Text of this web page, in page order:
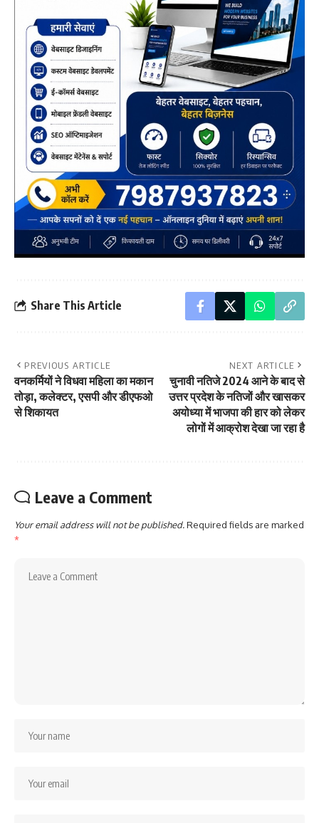
Share This Article
PREVIOUS ARTICLE
वनकर्मियों ने विधवा महिला का मकान
तोड़ा, कलेक्टर, एसपी और डीएफओ
से शिकायत
NEXT ARTICLE
चुनावी नतिजे 2024 आने के बाद से
उत्तर प्रदेश के नतिजों और खासकर
अयोध्या में भाजपा की हार को लेकर
लोगों में आक्रोश देखा जा रहा है
Leave a Comment
Your email address will not be published.Required fields are marked
*